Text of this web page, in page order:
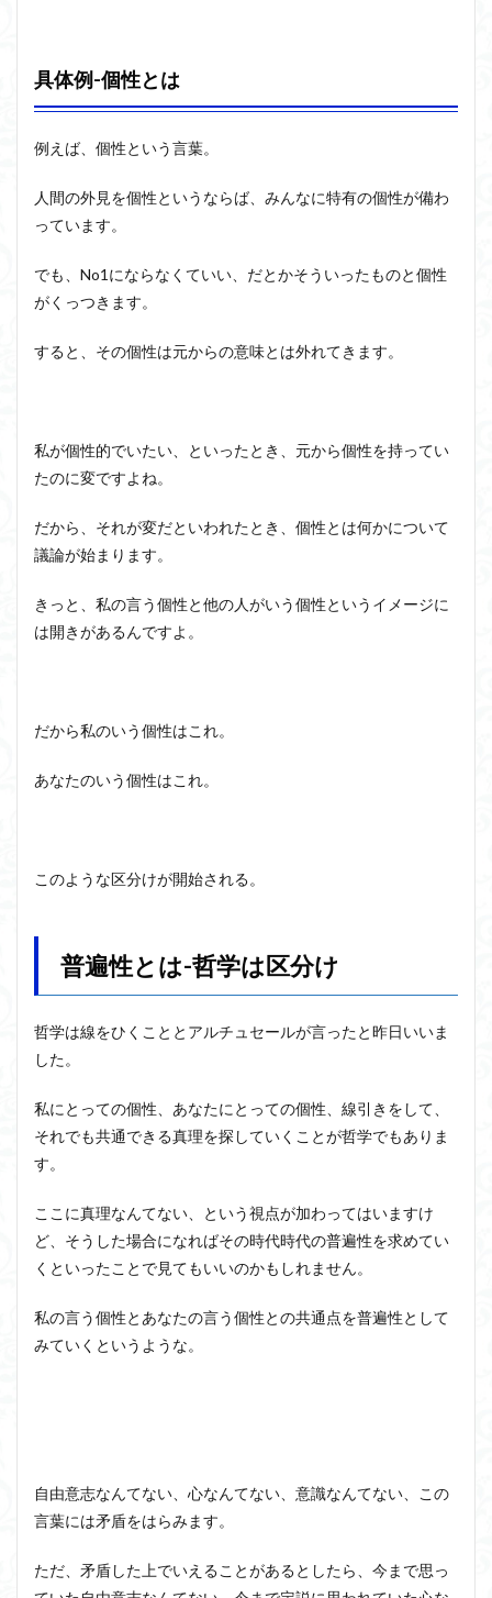
具体例-個性とは
例えば、個性という言葉。
人間の外見を個性というならば、みんなに特有の個性が備わ
っています。
でも、No1にならなくていい、だとかそういったものと個性
がくっつきます。
すると、その個性は元からの意味とは外れてきます。
私が個性的でいたい、といったとき、元から個性を持ってい
たのに変ですよね。
だから、それが変だといわれたとき、個性とは何かについて
議論が始まります。
きっと、私の言う個性と他の人がいう個性というイメージに
は開きがあるんですよ。
だから私のいう個性はこれ。
あなたのいう個性はこれ。
このような区分けが開始される。
普遍性とは-哲学は区分け
哲学は線をひくこととアルチュセールが言ったと昨日いいま
した。
私にとっての個性、あなたにとっての個性、線引きをして、
それでも共通できる真理を探していくことが哲学でもありま
す。
ここに真理なんてない、という視点が加わってはいますけ
ど、そうした場合になればその時代時代の普遍性を求めてい
くといったことで見てもいいのかもしれません。
私の言う個性とあなたの言う個性との共通点を普遍性として
みていくというような。
自由意志なんてない、心なんてない、意識なんてない、この
言葉には矛盾をはらみます。
ただ、矛盾した上でいえることがあるとしたら、今まで思っ